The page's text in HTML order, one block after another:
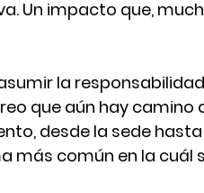
Un impacto que,
la
que aún hay camino
desde la sede
más común en la cuál